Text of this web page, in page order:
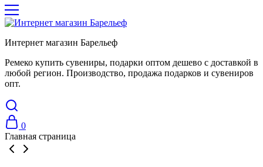
Интернет магазин Барельеф
Ремеко купить сувениры, подарки оптом дешево с доставкой в
любой регион. Производство, продажа подарков и сувениров
опт.
0
Главная страница